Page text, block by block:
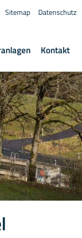
Kontakt
Sitemap Datenschutz